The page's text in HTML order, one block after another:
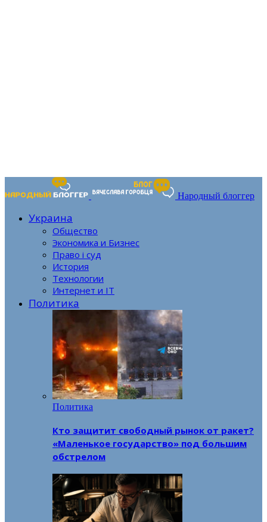
Народный блоггер
Украина
Общество
Экономика и Бизнес
Право і суд
История
Технологии
Интернет и IT
Политика
Политика
Кто защитит свободный рынок от ракет?
«Маленькое государство» под большим
обстрелом